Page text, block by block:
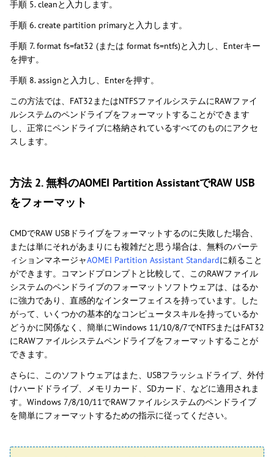
手順 5. cleanと入力します。
手順 6. create partition primaryと入力します。
手順 7. format fs=fat32 (または format fs=ntfs)と入力し、Enterキー
を押す。
手順 8. assignと入力し、Enterを押す。
この方法では、FAT32またはNTFSファイルシステムにRAWファイ
ルシステムのペンドライブをフォーマットすることができます
し、正常にペンドライブに格納されているすべてのものにアクセ
スします。
方法 2. 無料のAOMEI Partition AssistantでRAW USB
をフォーマット
CMDでRAW USBドライブをフォーマットするのに失敗した場合、
または単にそれがあまりにも複雑だと思う場合は、無料のパーテ
ィションマネージャAOMEI Partition Assistant Standardに頼ること
ができます。コマンドプロンプトと比較して、このRAWファイル
システムのペンドライブのフォーマットソフトウェアは、はるか
に強力であり、直感的なインターフェイスを持っています。した
がって、いくつかの基本的なコンピュータスキルを持っているか
どうかに関係なく、簡単にWindows 11/10/8/7でNTFSまたはFAT32
にRAWファイルシステムペンドライブをフォーマットすることが
できます。
さらに、このソフトウェアはまた、USBフラッシュドライブ、外付
けハードドライブ、メモリカード、SDカード、などに適用されま
す。Windows 7/8/10/11でRAWファイルシステムのペンドライブ
を簡単にフォーマットするための指示に従ってください。